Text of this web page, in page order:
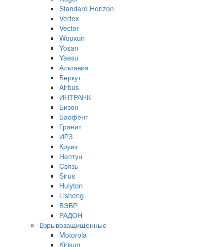
Standard Horizon
Vertex
Vector
Wouxun
Yosan
Yaesu
Альтавия
Беркут
Airbus
ИНТРАНК
Бизон
Баофенг
Гранит
ИРЗ
Круиз
Нептун
Связь
Sirus
Huiyton
Lisheng
ВЭБР
РАДОН
Взрывозащищенные
Motorola
Kirisun